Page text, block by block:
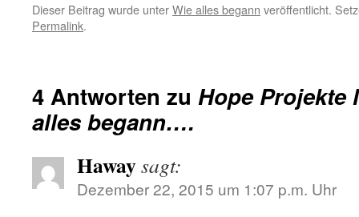
Dieser Beitrag wurde unterWie alles begann veröffentlicht.
Permalink.
4 Antworten zu Hope Projekte
alles begann….
Hawaysagt:
Dezember 22, 2015 um 1:07 p.m. Uhr